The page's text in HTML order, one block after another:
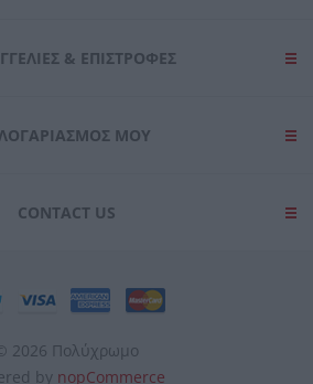
& ΕΠΙΣΤΡΟΦΈΣ
ΜΟΥ
CONTACT US
2026 Πολύχρωμο
by nopCommerce